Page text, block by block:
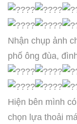
Nhận chụp ảnh
phố ông đùa,
Hiện bên mình
chọn lựa thoải